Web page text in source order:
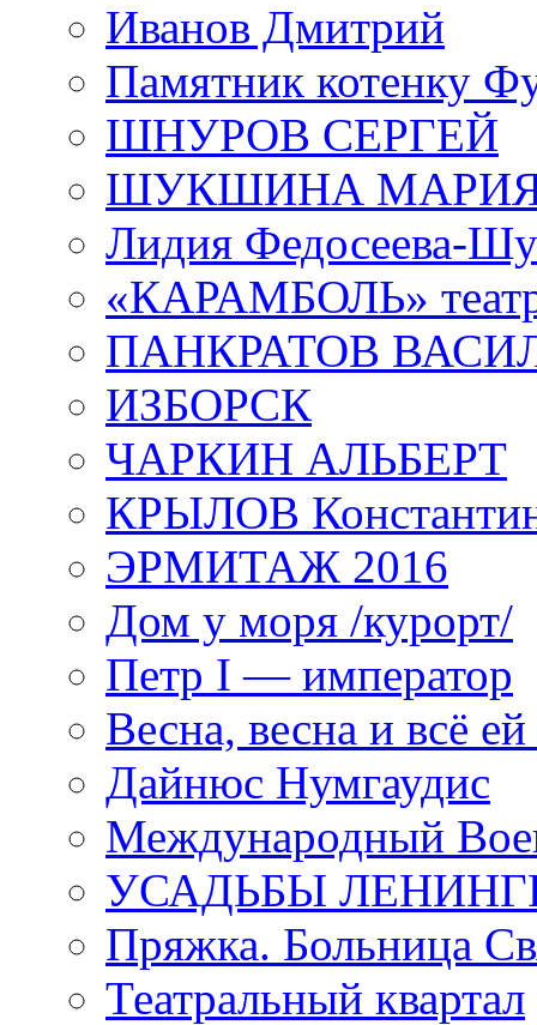
Иванов Дмитрий
Памятник котенку
ШНУРОВ СЕРГЕЙ
ШУКШИНА
Лидия Федосеева-
«КАРАМБОЛЬ»
ПАНКРАТОВ
ИЗБОРСК
ЧАРКИН АЛЬБЕРТ
КРЫЛОВ
ЭРМИТАЖ 2016
Дом у моря /курорт/
Петр I — император
Весна, весна и всё
Дайнюс Нумгаудис
Международный
УСАДЬБЫ
Пряжка. Больница
Театральный квартал